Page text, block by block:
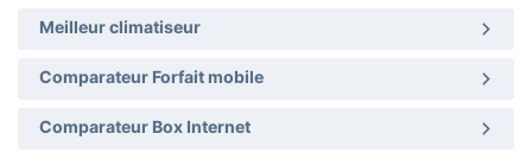
Meilleur climatiseur
Comparateur Forfait mobile
Comparateur Box Internet